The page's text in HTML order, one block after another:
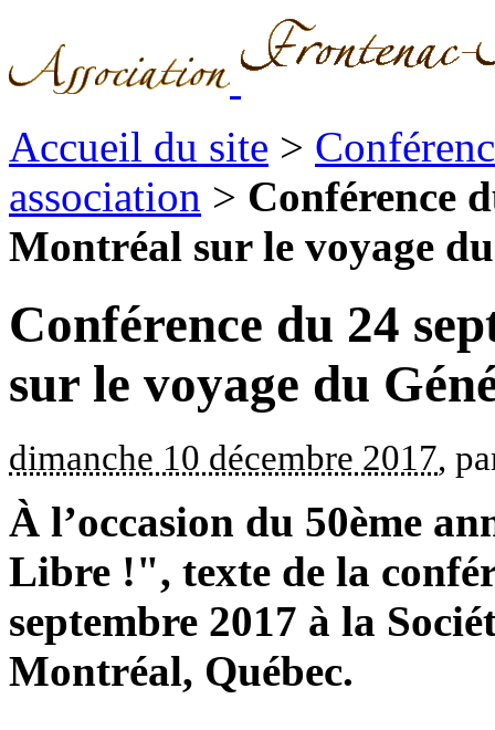
Accueil du site >
association > Conférence
Montréal sur le voyage
Conférence du 24
sur le voyage du
dimanche 10 décembre 2017,
À l’occasion du 50ème
Libre !", texte de la
septembre 2017 à la
Montréal, Québec.